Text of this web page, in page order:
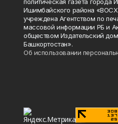
Ишимбайского района
учреждена Агентством по
массовой информации РБ и
обществом Издательский
Башкортостан».
Об использовании